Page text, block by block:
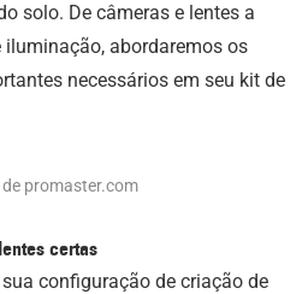
solo. De câmeras e lentes a
abordaremos os
necessários em seu kit de
promaster.com
certas
configuração de criação de